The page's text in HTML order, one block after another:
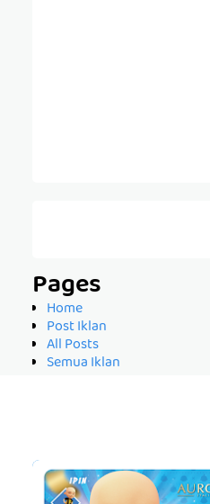
Pages
Home
Post Iklan
All Posts
Semua Iklan